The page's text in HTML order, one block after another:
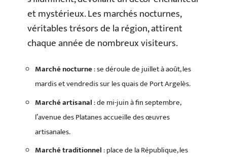
et mystérieux. Les marchés nocturnes,
véritables trésors de la région, attirent
chaque année de nombreux visiteurs.
Marché nocturne: se déroule de juillet à août, les
mardis et vendredis sur les quais de Port Argelès.
Marché artisanal: de mi-juin à fin septembre,
l’avenue des Platanes accueille des œuvres
artisanales.
Marché traditionnel: place de la République, les